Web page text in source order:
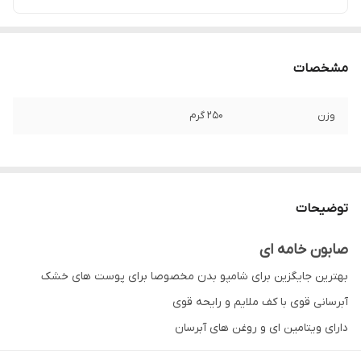
مشخصات
وزن ۲۵۰ گرم
توضیحات
صابون خامه ای
بهترین جایگزین برای شامپو بدن مخصوصا برای پوست های خشک
آبرسانی قوی با کف ملایم و رایحه قوی
دارای ویتامین ای و روغن های آبرسان